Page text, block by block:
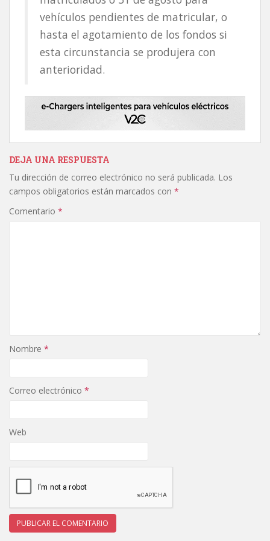
vehículos pendientes de matricular, o
hasta el agotamiento de los fondos si
esta circunstancia se produjera con
anterioridad.
DEJA UNA RESPUESTA
Tu dirección de correo electrónico no será publicada. Los
campos obligatorios están marcados con *
Comentario *
Nombre *
Correo electrónico *
Web